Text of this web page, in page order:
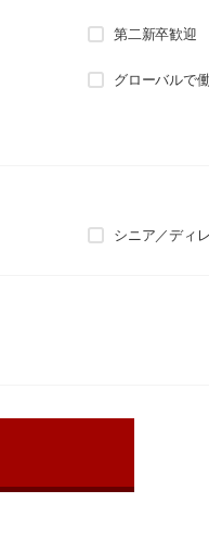
第二新卒歓迎
グローバルで
シニア／ディ